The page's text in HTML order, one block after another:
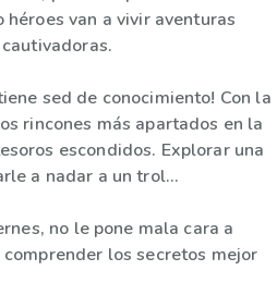
van a vivir aventuras
sed de conocimiento! Con la
rincones más apartados en la
escondidos. Explorar una
a nadar a un trol…
no le pone mala cara a
los secretos mejor